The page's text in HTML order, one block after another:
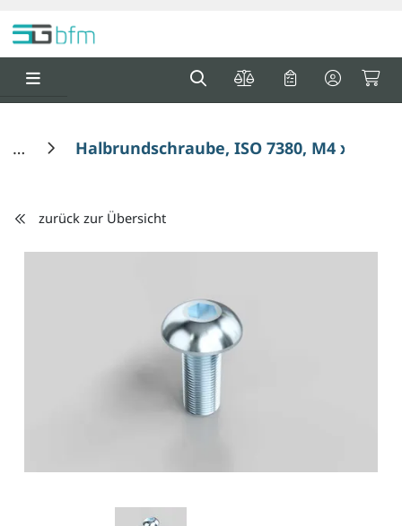
Halbrundschraube, ISO 7380, M4 x 10
zurück zur Übersicht